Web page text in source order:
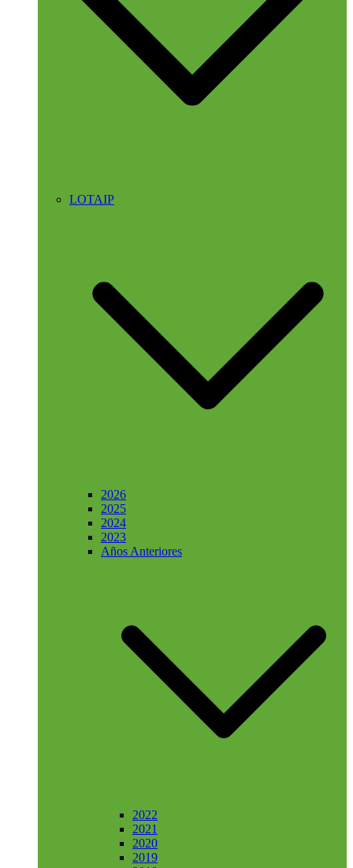
LOTAIP
2026
2025
2024
2023
Años Anteriores
2022
2021
2020
2019